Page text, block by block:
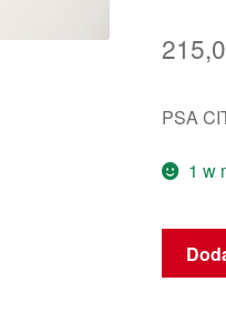
PSA
1 w
ilość
Uchwyt